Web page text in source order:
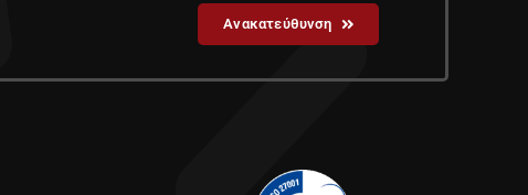
Ανακατεύθυνση